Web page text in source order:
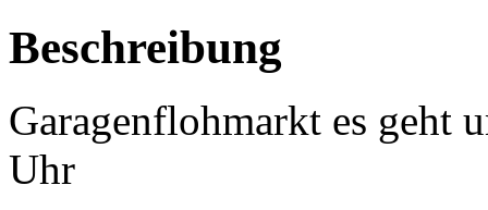
Beschreibung
Garagenflohmarkt es geht
Uhr